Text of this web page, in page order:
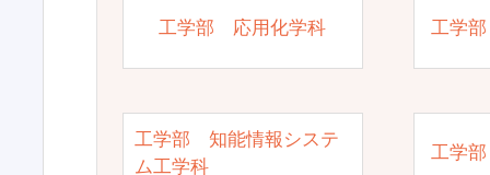
工学部 応用化学科 工学
工学部 知能情報システ
ム工学科
工学